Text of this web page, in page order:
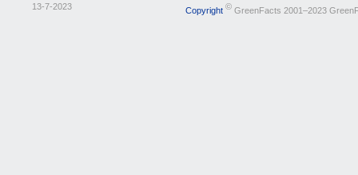
13-7-2023 Copyright ©GreenFacts 2001–2023